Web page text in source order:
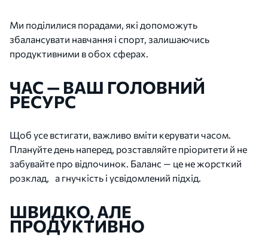
Ми поділилися порадами, які допоможуть
збалансувати навчання і спорт, залишаючись
продуктивними в обох сферах.
ЧАС — ВАШ ГОЛОВНИЙ
РЕСУРС
Щоб усе встигати, важливо вміти керувати часом.
Плануйте день наперед, розставляйте пріоритети й не
забувайте про відпочинок. Баланс — це не жорсткий
розклад, а гнучкість і усвідомлений підхід.
ШВИДКО, АЛЕ
ПРОДУКТИВНО